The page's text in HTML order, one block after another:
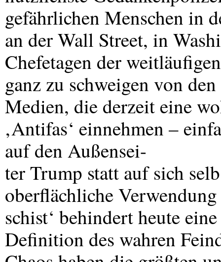
gefährlichen Menschen in
an der Wall Street, in
Chefetagen der
ganz zu schweigen von
Medien, die derzeit eine
‚Antifas‘ einnehmen –
auf den Außensei-
ter Trump statt auf sich
oberflächliche
schist‘ behindert heute
Definition des wahren